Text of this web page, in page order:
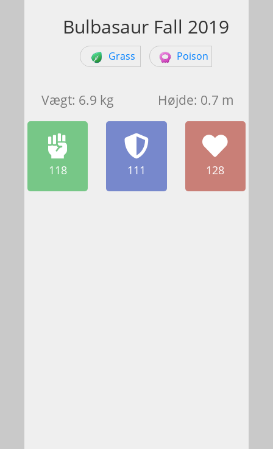
Bulbasaur Fall 2019
Grass Poison
Vægt: 6.9 kg Højde: 0.7 m
118 111 128